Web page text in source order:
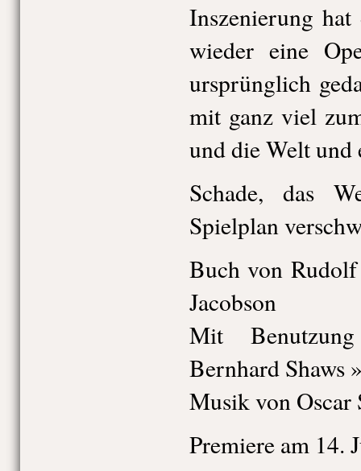
Inszenierung hat
wieder eine
ursprünglich
mit ganz viel
und die Welt
Schade, das
Spielplan
Buch von
Jacobson
Mit
Bernhard Shaws
Musik von Oscar
Premiere am 14.